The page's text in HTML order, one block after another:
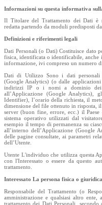
Informazioni su questa informativa
Il Titolare del Trattamento dei Dati è
redatta partendo da moduli predisposti
Definizioni e riferimenti legali
Dati Personali (o Dati) Costituisce dato
fisica, identificata o identificabile, anche
informazione, ivi compreso un numero
Dati di Utilizzo Sono i dati personali
(Google Analytics) (o dalle
indirizzi IP o i nomi a dominio dei
all’Applicazione (Google Analytics),
Identifier), l’orario della richiesta, il
dimensione del file ottenuto in risposta,
server (buon fine, errore, ecc.) il
sistema operativo utilizzati dal
esempio il tempo di permanenza su
all’interno dell’Applicazione (Google
delle pagine consultate, ai parametri
dell’Utente.
Utente L'individuo che utilizza questa
con l'Interessato o essere da questo
trattamento.
Interessato La persona fisica o
Responsabile del Trattamento (o
amministrazione e qualsiasi altro ente,
trattamento dei Dati Personali,